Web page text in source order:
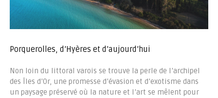
Porquerolles, d’Hyères et d’aujourd’hui
Non loin du littoral varois se trouve la perle de l’archipel
des Îles d’Or, une promesse d’évasion et d’exotisme dans
un paysage préservé où la nature et l’art se mêlent pour